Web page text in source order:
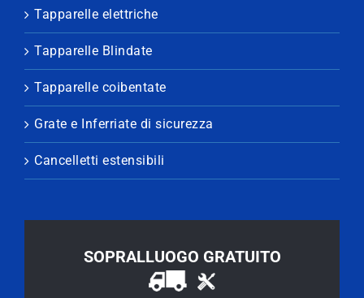
Tapparelle elettriche
Tapparelle Blindate
Tapparelle coibentate
Grate e Inferriate di sicurezza
Cancelletti estensibili
SOPRALLUOGO GRATUITO